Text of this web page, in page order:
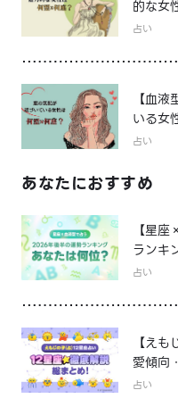
的な女
占い
【血
いる女
占い
あなたにおすすめ
【星
ランキ
占い
【え
愛傾向
ク！12
占い